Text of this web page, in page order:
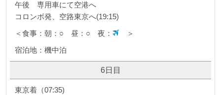
午後 専用車にて空港へ
コロンボ発、空路東京へ(19:15)
＜食事：朝：○ 昼：○ 夜：
＞
宿泊地：機中泊
6日目
東京着（07:35)